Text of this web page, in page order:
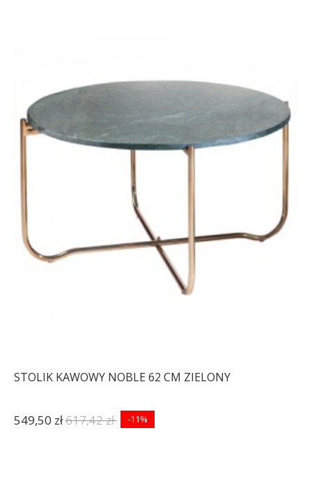
STOLIK KAWOWY NOBLE 62 CM ZIELONY
549,50 zł617,42 zł -11%